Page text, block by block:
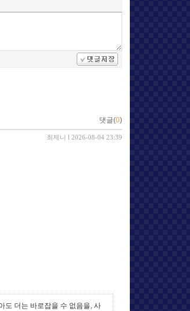
댓글(0)
최제니 l 2026-08-04 23:39
도 더는 바로잡을 수 없음을, 사